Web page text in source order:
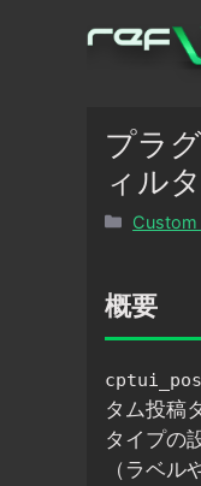
プラ
ィル
カ
リ
ー
Custom
概要
タム投稿
タイプの
（ラベ